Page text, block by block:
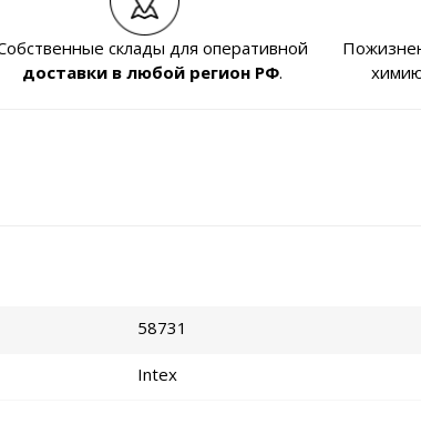
склады для оперативной
доставки в любой регион РФ.
58731
Intex